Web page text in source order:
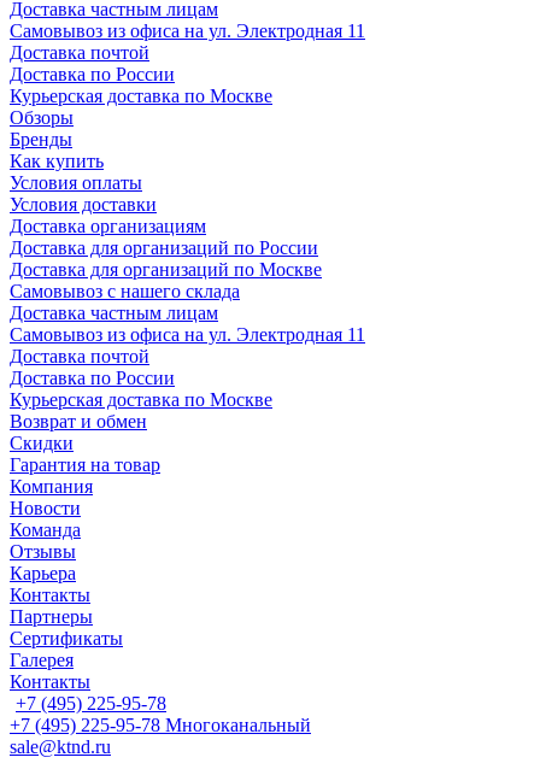
Доставка частным лицам
Самовывоз из офиса на ул. Электродная 11
Доставка почтой
Доставка по России
Курьерская доставка по Москве
Обзоры
Бренды
Как купить
Условия оплаты
Условия доставки
Доставка организациям
Доставка для организаций по России
Доставка для организаций по Москве
Самовывоз с нашего склада
Доставка частным лицам
Самовывоз из офиса на ул. Электродная 11
Доставка почтой
Доставка по России
Курьерская доставка по Москве
Возврат и обмен
Скидки
Гарантия на товар
Компания
Новости
Команда
Отзывы
Карьера
Контакты
Партнеры
Сертификаты
Галерея
Контакты
+7 (495) 225-95-78
+7 (495) 225-95-78 Многоканальный
sale@ktnd.ru